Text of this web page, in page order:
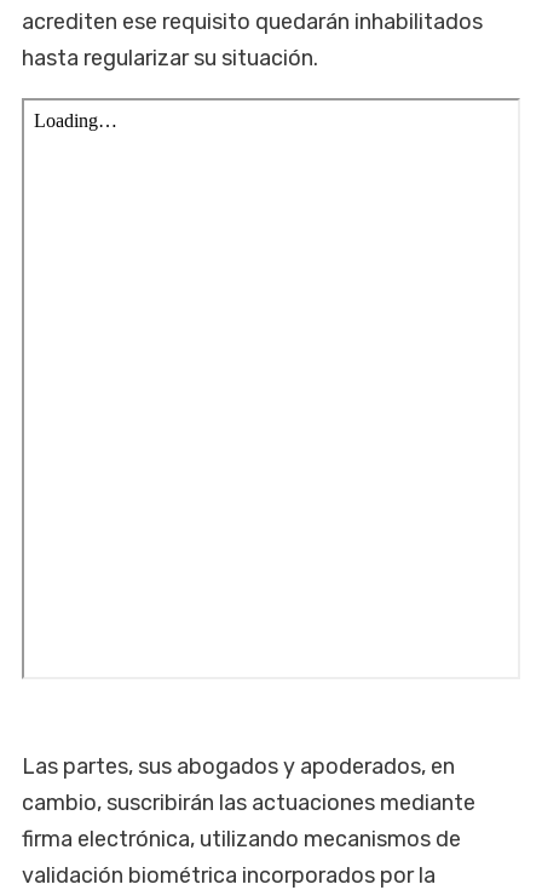
acrediten ese requisito quedarán inhabilitados
hasta regularizar su situación.
Las partes, sus abogados y apoderados, en
cambio, suscribirán las actuaciones mediante
firma electrónica, utilizando mecanismos de
validación biométrica incorporados por la